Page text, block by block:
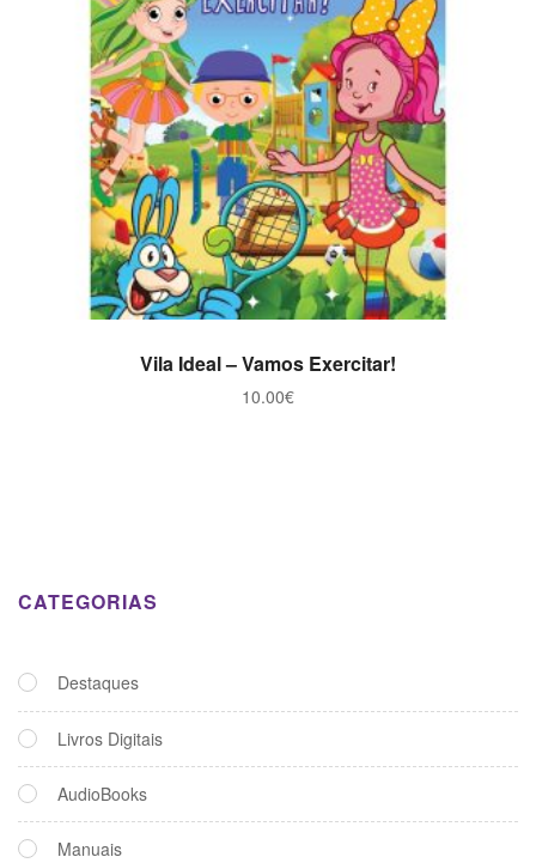
ADICIONAR
Vila Ideal – Vamos Exercitar!
10.00€
CATEGORIAS
Destaques
Livros Digitais
AudioBooks
Manuais